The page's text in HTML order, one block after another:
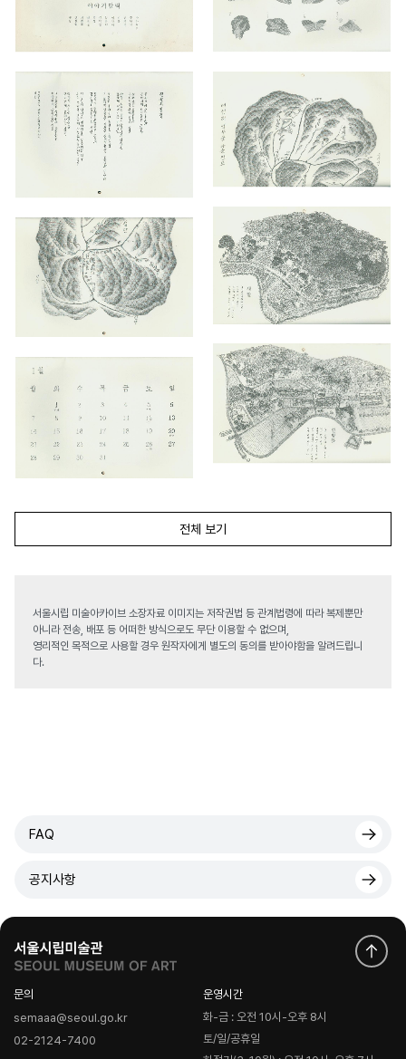
전체 보기
서울시립 미술아카이브 소장자료 이미지는 저작권법 등 관계법령에 따라 복제뿐만
아니라 전송, 배포 등 어떠한 방식으로도 무단 이용할 수 없으며,
영리적인 목적으로 사용할 경우 원작자에게 별도의 동의를 받아야함을 알려드립니
다.
FAQ
공지사항
문의
semaaa@seoul.go.kr
02-2124-7400
운영시간
화-금 : 오전 10시-오후 8시
토/일/공휴일